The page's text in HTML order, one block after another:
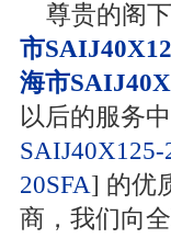
尊贵的阁
市
海市
以后的服务
SAIJ40X125-
20SFA] 的优
商，我们向